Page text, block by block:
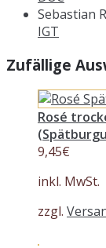
Sebastian
IGT
Zufällige
Rosé
9,45€
inkl. MwSt.
zzgl.